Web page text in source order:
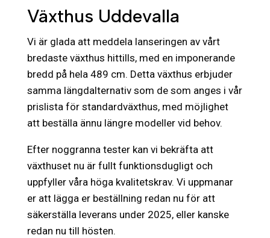
Växthus Uddevalla
Vi är glada att meddela lanseringen av vårt
bredaste växthus hittills, med en imponerande
bredd på hela 489 cm. Detta växthus erbjuder
samma längdalternativ som de som anges i vår
prislista för standardväxthus, med möjlighet
att beställa ännu längre modeller vid behov.
Efter noggranna tester kan vi bekräfta att
växthuset nu är fullt funktionsdugligt och
uppfyller våra höga kvalitetskrav. Vi uppmanar
er att lägga er beställning redan nu för att
säkerställa leverans under 2025, eller kanske
redan nu till hösten.